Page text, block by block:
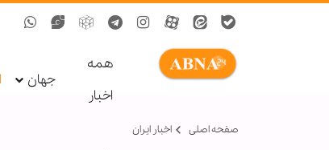
همه
اخبار
جهان
صفحه اصلی اخبار ایران